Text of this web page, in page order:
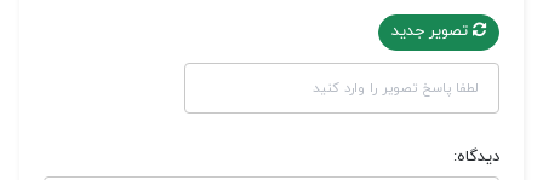
تصویر جدید
دیدگاه: